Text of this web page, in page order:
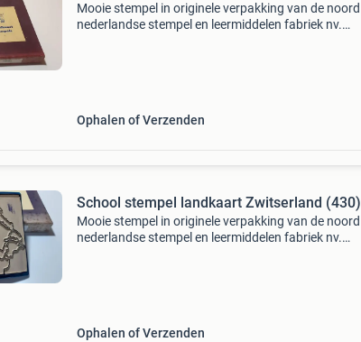
Mooie stempel in originele verpakking van de noord
nederlandse stempel en leermiddelen fabriek nv.
Ophalen of Verzenden
School stempel landkaart Zwitserland (430)
Mooie stempel in originele verpakking van de noord
nederlandse stempel en leermiddelen fabriek nv.
Ophalen of Verzenden